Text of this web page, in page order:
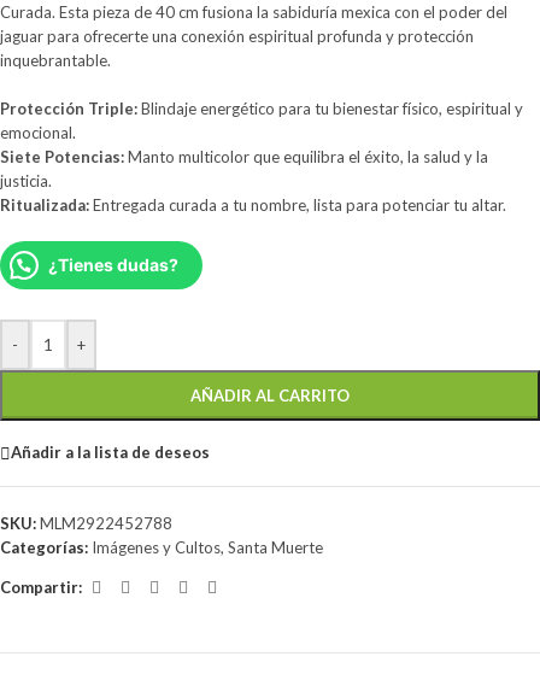
Curada. Esta pieza de 40 cm fusiona la sabiduría mexica con el poder del
jaguar para ofrecerte una conexión espiritual profunda y protección
inquebrantable.
Protección Triple:Blindaje energético para tu bienestar físico, espiritual y
emocional.
Siete Potencias:Manto multicolor que equilibra el éxito, la salud y la
justicia.
Ritualizada:Entregada curada a tu nombre, lista para potenciar tu altar.
¿Tienes dudas?
- +
AÑADIR AL CARRITO
Añadir a la lista de deseos
SKU:MLM2922452788
Categorías: Imágenes y Cultos, Santa Muerte
Compartir: